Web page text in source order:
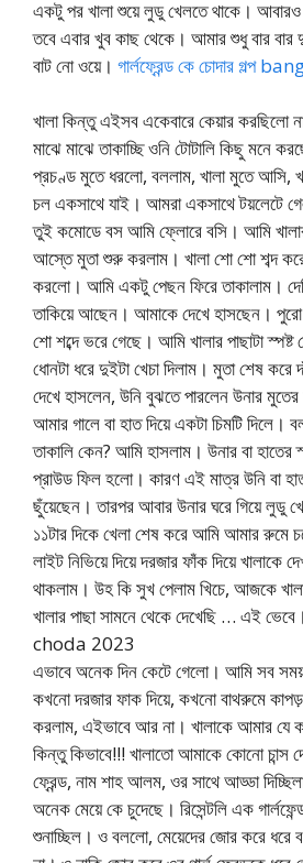
একটু পর খালা শুয়ে লুডু খেলতে থাকে।
তবে এবার খুব কাছ থেকে। আমার শুধু বার বার
বাট নো ওয়ে। গার্লফ্রেন্ড কে চোদার গল্প
খালা কিন্তু এইসব একেবারে কেয়ার করছিলো
মাঝে মাঝে তাকাচ্ছি ওনি টোটালি কিছু মনে
প্রচণ্ড মুতে ধরলো, বললাম, খালা মুতে আসি,
চল একসাথে যাই। আমরা একসাথে টয়লেটে
তুই কমোডে বস আমি ফ্লোরে বসি। আমি
আস্তে মুতা শুরু করলাম। খালা শো শো শব্দ
করলো। আমি একটু পেছন ফিরে তাকালাম।
তাকিয়ে আছেন। আমাকে দেখে হাসছেন। পুরো
শো শব্দে ভরে গেছে। আমি খালার পাছাটা
ধোনটা ধরে দুইটা খেচা দিলাম। মুতা শেষ করে
দেখে হাসলেন, উনি বুঝতে পারলেন উনার মুতের
আমার গালে বা হাত দিয়ে একটা চিমটি দিলে।
তাকালি কেন? আমি হাসলাম। উনার বা হাতের
প্রাউড ফিল হলো। কারণ এই মাত্র উনি বা
ছুঁয়েছেন। তারপর আবার উনার ঘরে গিয়ে লুডু
১১টার দিকে খেলা শেষ করে আমি আমার রুমে
লাইট নিভিয়ে দিয়ে দরজার ফাঁক দিয়ে খালাকে
থাকলাম। উহ কি সুখ পেলাম খিচে, আজকে
খালার পাছা সামনে থেকে দেখেছি … এই
choda 2023
এভাবে অনেক দিন কেটে গেলো। আমি সব
কখনো দরজার ফাক দিয়ে, কখনো বাথরুমে
করলাম, এইভাবে আর না। খালাকে আমার যে
কিন্তু কিভাবে!!! খালাতো আমাকে কোনো
ফ্রেন্ড, নাম শাহ আলম, ওর সাথে আড্ডা
অনেক মেয়ে কে চুদেছে। রিসেন্টলি এক
শুনাচ্ছিল। ও বললো, মেয়েদের জোর করে ধরে